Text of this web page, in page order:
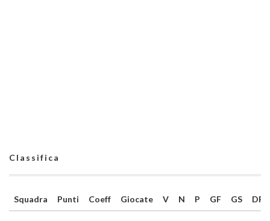
Classifica
Squadra Punti Coeff Giocate V N P GF GS DR